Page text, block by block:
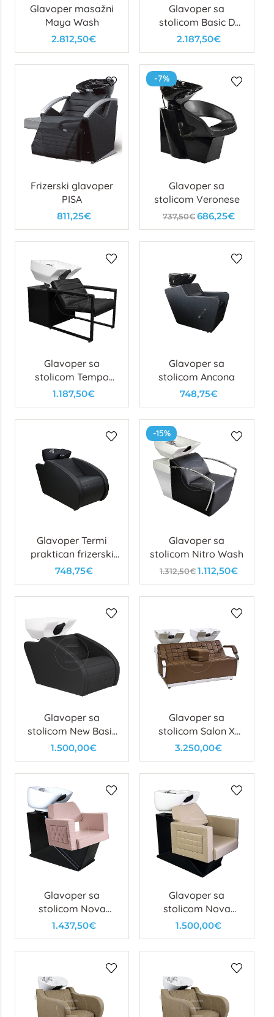
Glavoper masažni
Maya Wash
2.812,50€
Glavoper sa
stolicom Basic D
Wash
2.187,50€
Frizerski glavoper
PISA
811,25€
-7%
Glavoper sa
stolicom Veronese
737,50€686,25€
Glavoper sa
stolicom Tempo
Wash
1.187,50€
Glavoper sa
stolicom Ancona
748,75€
Glavoper Termi
praktican frizerski
glavoper sa
748,75€
-15%
Glavoper sa
stolicom Nitro Wash
1.312,50€1.112,50€
Glavoper sa
stolicom New Basic
Wash
1.500,00€
Glavoper sa
stolicom Salon X
Wash
3.250,00€
Glavoper sa
stolicom Nova
Chester Wash
1.437,50€
Glavoper sa
stolicom Nova
Wash
1.500,00€